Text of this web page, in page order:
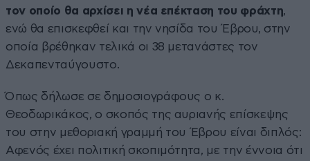
τον οποίο θα αρχίσει η νέα επέκταση του φράχτη,
ενώ θα επισκεφθεί και την νησίδα του Έβρου, στην
οποία βρέθηκαν τελικά οι 38 μετανάστες τον
Δεκαπενταύγουστο.
Όπως δήλωσε σε δημοσιογράφους ο κ.
Θεοδωρικάκος, ο σκοπός της αυριανής επίσκεψης
του στην μεθοριακή γραμμή του Έβρου είναι διπλός:
Αφενός έχει πολιτική σκοπιμότητα, με την έννοια ότι